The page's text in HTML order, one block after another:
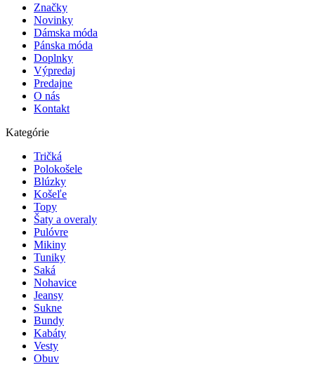
Značky
Novinky
Dámska móda
Pánska móda
Doplnky
Výpredaj
Predajne
O nás
Kontakt
Kategórie
Tričká
Polokošele
Blúzky
Košeľe
Topy
Šaty a overaly
Pulóvre
Mikiny
Tuniky
Saká
Nohavice
Jeansy
Sukne
Bundy
Kabáty
Vesty
Obuv